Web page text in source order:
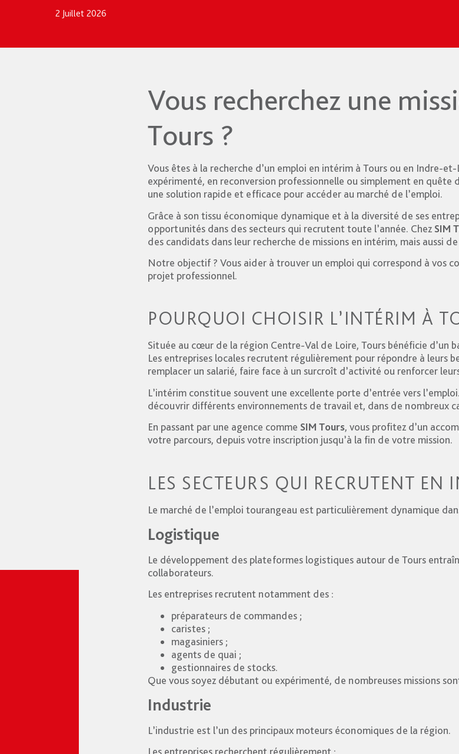
2 Juillet 2026
Vous recherchez une
Tours ?
Vous êtes à la recherche d’un emploi en intérim à Tours ou en Indre-
expérimenté, en reconversion professionnelle ou simplement en
une solution rapide et efficace pour accéder au marché de l’emploi.
Grâce à son tissu économique dynamique et à la diversité de ses
opportunités dans des secteurs qui recrutent toute l’année. ChezSIM
des candidats dans leur recherche de missions en intérim, mais aussi
Notre objectif ? Vous aider à trouver un emploi qui correspond à vos
projet professionnel.
POURQUOI CHOISIR L’INTÉRIM À
Située au cœur de la région Centre-Val de Loire, Tours bénéficie d’un
Les entreprises locales recrutent régulièrement pour répondre à leurs
remplacer un salarié, faire face à un surcroît d’activité ou renforcer
L’intérim constitue souvent une excellente porte d’entrée vers
découvrir différents environnements de travail et, dans de nombreux
En passant par une agence comme SIM Tours, vous profitez d’un
votre parcours, depuis votre inscription jusqu’à la fin de votre mission.
LES SECTEURS QUI RECRUTENT EN
Le marché de l’emploi tourangeau est particulièrement dynamique
Logistique
Le développement des plateformes logistiques autour de Tours
collaborateurs.
Les entreprises recrutent notamment des :
préparateurs de commandes ;
caristes ;
magasiniers ;
agents de quai ;
gestionnaires de stocks.
Que vous soyez débutant ou expérimenté, de nombreuses missions
Industrie
L’industrie est l’un des principaux moteurs économiques de la région.